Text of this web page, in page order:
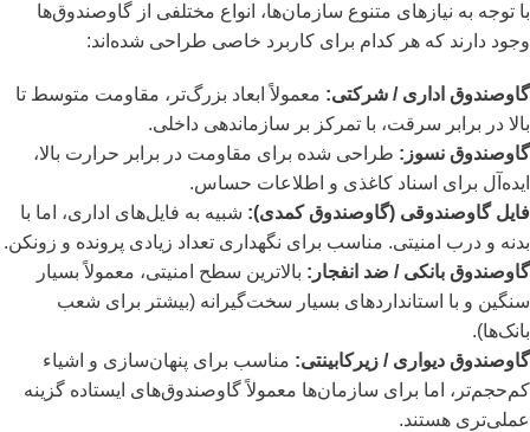
با توجه به نیازهای متنوع سازمان‌ها، انواع مختلفی از گاوصندوق‌ها
وجود دارند که هر کدام برای کاربرد خاصی طراحی شده‌اند:
گاوصندوق اداری / شرکتی: معمولاً ابعاد بزرگ‌تر، مقاومت متوسط تا
بالا در برابر سرقت، با تمرکز بر سازماندهی داخلی.
گاوصندوق نسوز: طراحی شده برای مقاومت در برابر حرارت بالا،
ایده‌آل برای اسناد کاغذی و اطلاعات حساس.
فایل گاوصندوقی (گاوصندوق کمدی): شبیه به فایل‌های اداری، اما با
بدنه و درب امنیتی. مناسب برای نگهداری تعداد زیادی پرونده و زونکن.
گاوصندوق بانکی / ضد انفجار: بالاترین سطح امنیتی، معمولاً بسیار
سنگین و با استانداردهای بسیار سخت‌گیرانه (بیشتر برای شعب
بانک‌ها).
گاوصندوق دیواری / زیرکابینتی: مناسب برای پنهان‌سازی و اشیاء
کم‌حجم‌تر، اما برای سازمان‌ها معمولاً گاوصندوق‌های ایستاده گزینه
عملی‌تری هستند.